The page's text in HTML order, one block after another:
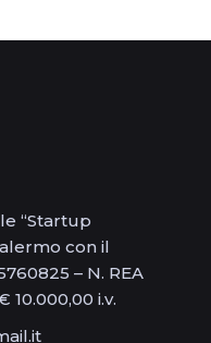
“Startup
con il
– N. REA
10.000,00 i.v.